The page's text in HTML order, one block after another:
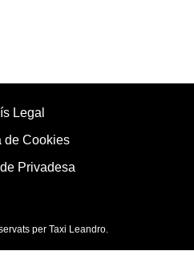
Legal
de Cookies
Privadesa
per Taxi Leandro.